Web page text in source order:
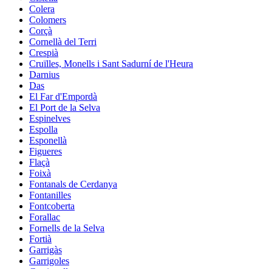
Colera
Colomers
Corçà
Cornellà del Terri
Crespià
Cruïlles, Monells i Sant Sadurní de l'Heura
Darnius
Das
El Far d'Empordà
El Port de la Selva
Espinelves
Espolla
Esponellà
Figueres
Flaçà
Foixà
Fontanals de Cerdanya
Fontanilles
Fontcoberta
Forallac
Fornells de la Selva
Fortià
Garrigàs
Garrigoles